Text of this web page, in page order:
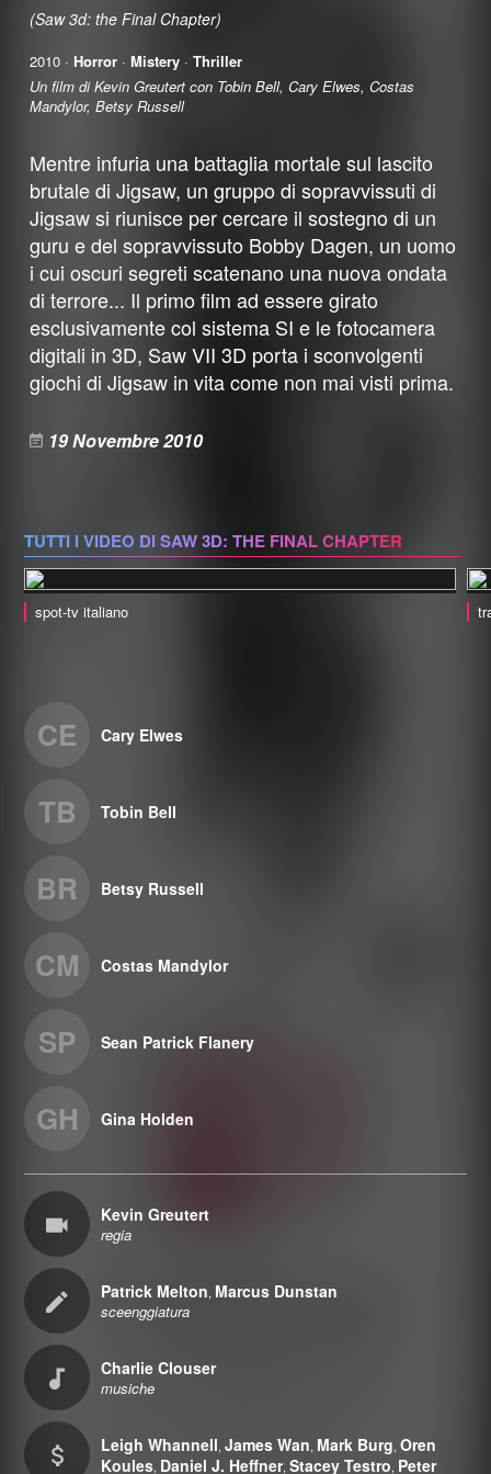
(Saw 3d: the Final Chapter)
2010 · Horror· Mistery· Thriller
Un film di Kevin Greutert con Tobin Bell, Cary Elwes, Costas
Mandylor, Betsy Russell
Mentre infuria una battaglia mortale sul lascito
brutale di Jigsaw, un gruppo di sopravvissuti di
Jigsaw si riunisce per cercare il sostegno di un
guru e del sopravvissuto Bobby Dagen, un uomo
i cui oscuri segreti scatenano una nuova ondata
di terrore... Il primo film ad essere girato
esclusivamente col sistema SI e le fotocamera
digitali in 3D, Saw VII 3D porta i sconvolgenti
giochi di Jigsaw in vita come non mai visti prima.
19 Novembre 2010
TUTTI I VIDEO DI SAW 3D: THE FINAL CHAPTER
spot-tv italiano
CE Cary Elwes
TB Tobin Bell
BR Betsy Russell
CM Costas Mandylor
SP Sean Patrick Flanery
GH Gina Holden
Kevin Greutert
regia
Patrick Melton, Marcus Dunstan
sceenggiatura
Charlie Clouser
musiche
Leigh Whannell,James Wan, Mark Burg,Oren
Koules, Daniel J. Heffner,Stacey Testro, Peter